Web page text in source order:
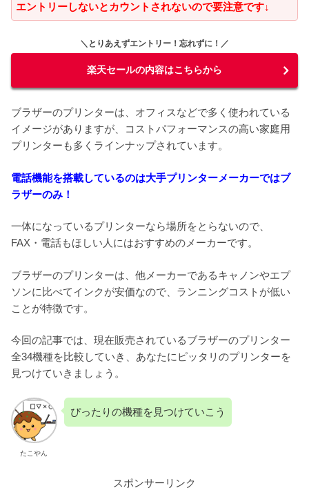
エントリーしないとカウントされないので要注意です↓
＼とりあえずエントリー！忘れずに！／
楽天セールの内容はこちらから
ブラザーのプリンターは、オフィスなどで多く使われている
イメージがありますが、コストパフォーマンスの高い家庭用
プリンターも多くラインナップされています。
電話機能を搭載しているのは大手プリンターメーカーではブ
ラザーのみ！
一体になっているプリンターなら場所をとらないので、
FAX・電話もほしい人にはおすすめのメーカーです。
ブラザーのプリンターは、他メーカーであるキャノンやエプ
ソンに比べてインクが安価なので、ランニングコストが低い
ことが特徴です。
今回の記事では、現在販売されているブラザーのプリンター
全34機種を比較していき、あなたにピッタリのプリンターを
見つけていきましょう。
たこやん
ぴったりの機種を見つけていこう
スポンサーリンク